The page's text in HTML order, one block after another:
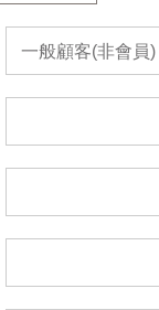
一般顧客(非會員)